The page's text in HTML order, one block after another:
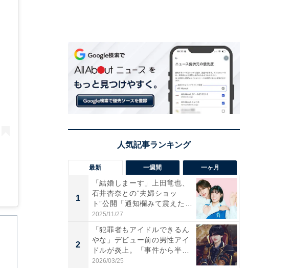
最新 一週間 一ヶ月
1
「結婚しまーす」上田竜也、
石井杏奈との“夫婦ショッ
ト”公開「通知欄みて震えた」
「...
2025/11/27
2
「犯罪者もアイドルできるん
やな」デビュー前の男性アイ
ドルが炎上。「事件から半年
も...
2026/03/25